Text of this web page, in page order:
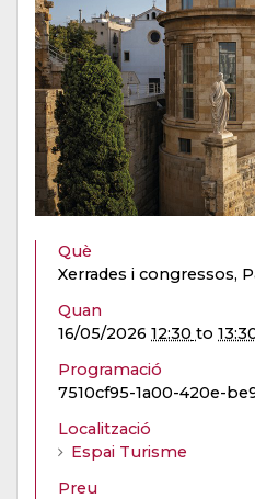
Què
Xerrades i congressos,
Quan
16/05/2026 12:30 to
Programació
7510cf95-1a00-420e-
Localització
Espai Turisme
Preu